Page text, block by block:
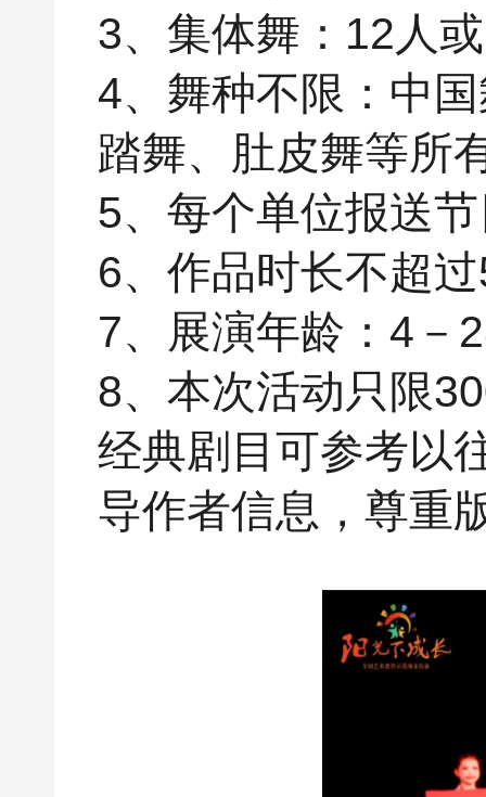
3、集体舞：12人
4、舞种不限：中
踏舞、肚皮舞等所
5、每个单位报送
6、作品时长不超
7、展演年龄：4－
8、本次活动只限
经典剧目可参考以
导作者信息，尊重